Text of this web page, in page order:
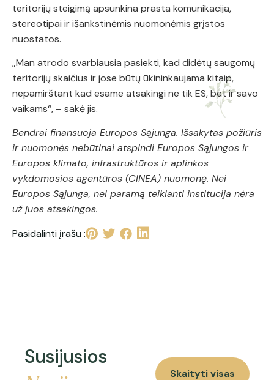
teritorijų steigimą apsunkina prasta komunikacija,
stereotipai ir išankstinėmis nuomonėmis grįstos
nuostatos.
„Man atrodo svarbiausia pasiekti, kad didėtų saugomų
teritorijų skaičius ir jose būtų ūkininkaujama kitaip,
nepamirštant kad esame atsakingi ne tik ES, bet ir savo
vaikams“, – sakė jis.
Bendrai finansuoja Europos Sąjunga. Išsakytas požiūris
ir nuomonės nebūtinai atspindi Europos Sąjungos ir
Europos klimato, infrastruktūros ir aplinkos
vykdomosios agentūros (CINEA) nuomonę. Nei
Europos Sąjunga, nei paramą teikianti institucija nėra
už juos atsakingos.
Pasidalinti įrašu :
Susijusios
Skaityti visas